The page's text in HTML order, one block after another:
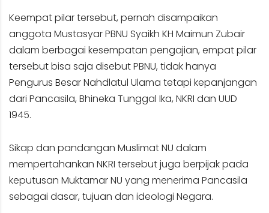
Keempat pilar tersebut, pernah disampaikan
anggota Mustasyar PBNU Syaikh KH Maimun Zubair
dalam berbagai kesempatan pengajian, empat pilar
tersebut bisa saja disebut PBNU, tidak hanya
Pengurus Besar Nahdlatul Ulama tetapi kepanjangan
dari Pancasila, Bhineka Tunggal Ika, NKRI dan UUD
1945.
Sikap dan pandangan Muslimat NU dalam
mempertahankan NKRI tersebut juga berpijak pada
keputusan Muktamar NU yang menerima Pancasila
sebagai dasar, tujuan dan ideologi Negara.